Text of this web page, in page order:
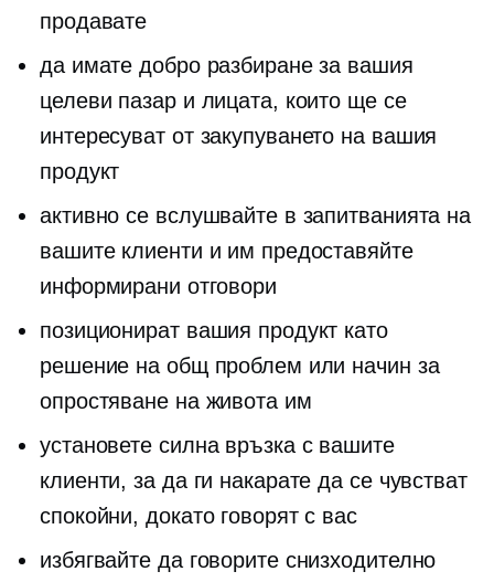
продавате
да имате добро разбиране за вашия
целеви пазар и лицата, които ще се
интересуват от закупуването на вашия
продукт
активно се вслушвайте в запитванията на
вашите клиенти и им предоставяйте
информирани отговори
позиционират вашия продукт като
решение на общ проблем или начин за
опростяване на живота им
установете силна връзка с вашите
клиенти, за да ги накарате да се чувстват
спокойни, докато говорят с вас
избягвайте да говорите снизходително